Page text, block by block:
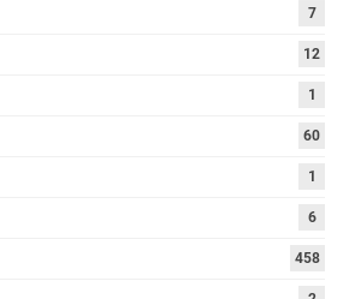
7
12
1
60
1
6
458